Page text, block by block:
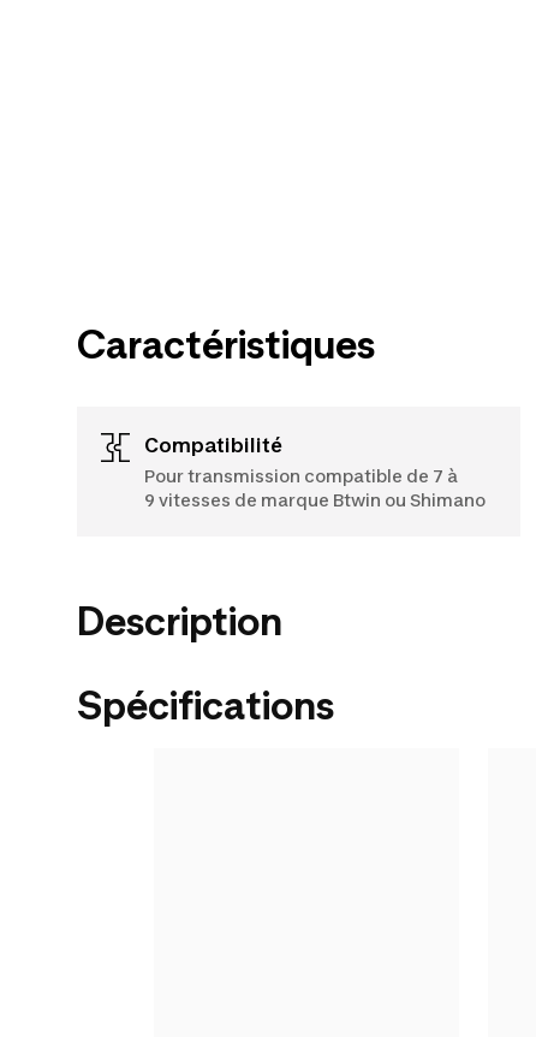
Caractéristiques
Compatibilité
Pour transmission compatible de 7 à
9 vitesses de marque Btwin ou Shimano
Description
Spécifications